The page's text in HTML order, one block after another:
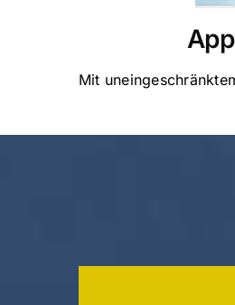
Mit